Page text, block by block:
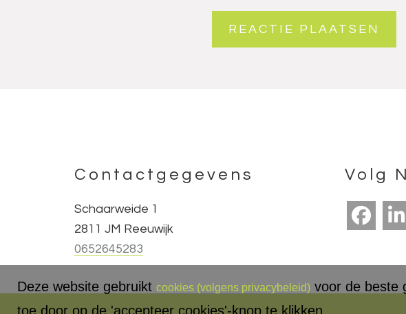
Footer
Contactgegevens
Schaarweide 1
2811 JM Reeuwijk
0652645283
Volg
Deze website gebruikt cookies (volgens privacybeleid) voor de beste
toe door op de 'accepteer cookies'-knop te klikken.